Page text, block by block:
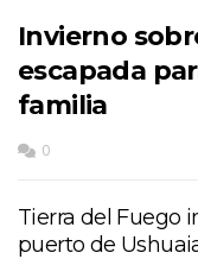
Invierno
escapada
familia
0
Tierra del Fuego
puerto de